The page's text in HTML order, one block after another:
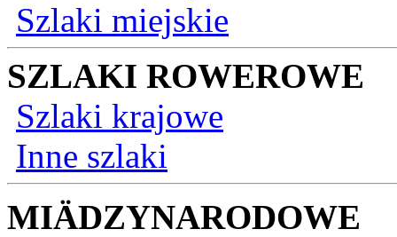
Szlaki miejskie
SZLAKI ROWEROWE
Szlaki krajowe
Inne szlaki
MIÄDZYNARODOWE